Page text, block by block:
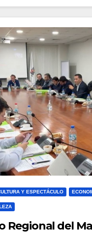
Y ESPECTÁCULO
Regional del